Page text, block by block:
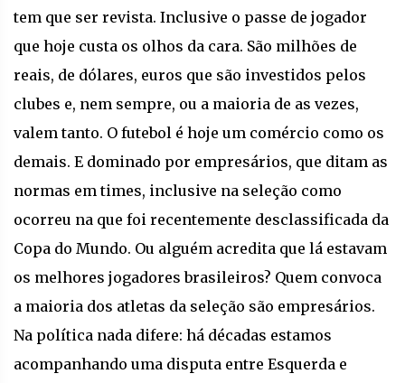
tem que ser revista. Inclusive o passe de jogador
que hoje custa os olhos da cara. São milhões de
reais, de dólares, euros que são investidos pelos
clubes e, nem sempre, ou a maioria de as vezes,
valem tanto. O futebol é hoje um comércio como os
demais. E dominado por empresários, que ditam as
normas em times, inclusive na seleção como
ocorreu na que foi recentemente desclassificada da
Copa do Mundo. Ou alguém acredita que lá estavam
os melhores jogadores brasileiros? Quem convoca
a maioria dos atletas da seleção são empresários.
Na política nada difere: há décadas estamos
acompanhando uma disputa entre Esquerda e